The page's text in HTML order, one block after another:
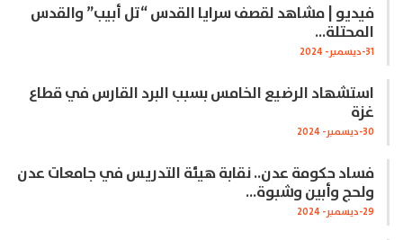
فيديو | مشاهد لقصف سرايا القدس “تل أبيب” والقدس
المحتلة…
31-ديسمبر- 2024
استشهاد الرضيع الخامس بسبب البرد القارس في قطاع
غزة
30-ديسمبر- 2024
فساد حكومة عدن.. نقابة هيئة التدريس في جامعات عدن
ولحج وأبين وشبوة…
29-ديسمبر- 2024